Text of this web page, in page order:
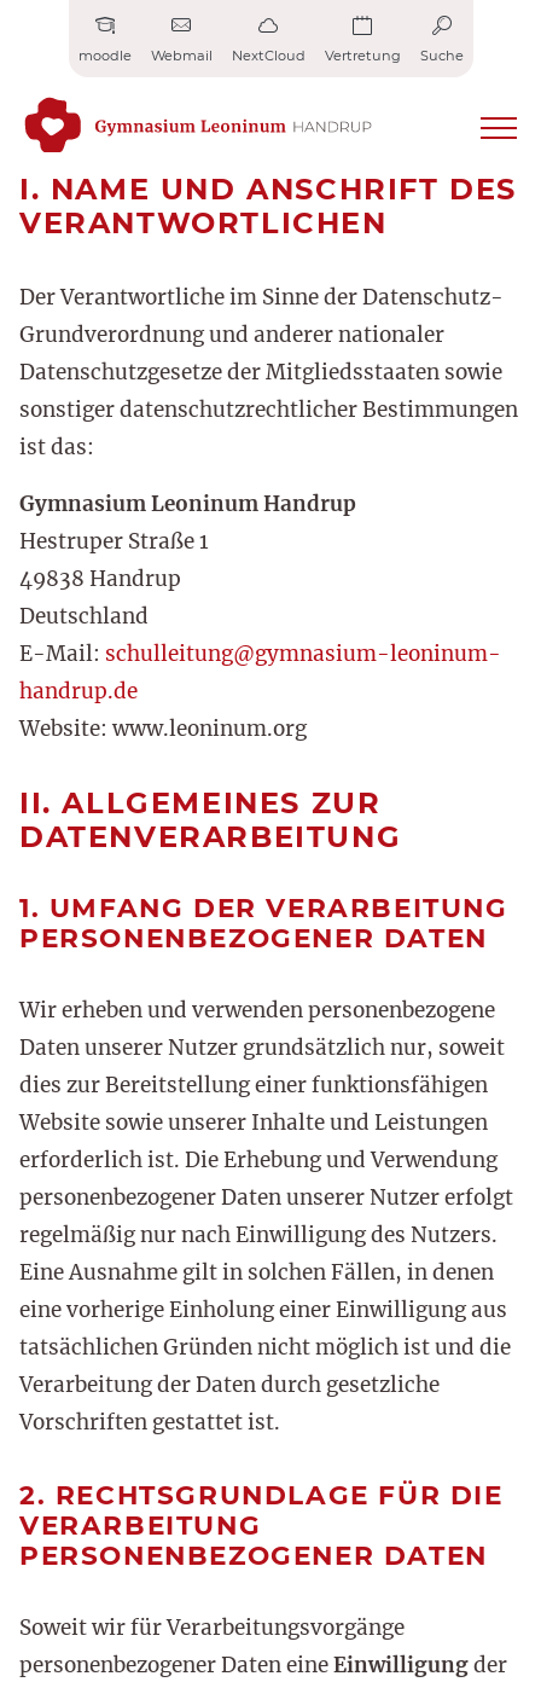
moodle Webmail NextCloud Vertretung Suche
I. NAME UND ANSCHRIFT DES
VERANTWORTLICHEN
Der Verantwortliche im Sinne der Datenschutz-
Grundverordnung und anderer nationaler
Datenschutzgesetze der Mitgliedsstaaten sowie
sonstiger datenschutzrechtlicher Bestimmungen
ist das:
Gymnasium Leoninum Handrup
Hestruper Straße 1
49838 Handrup
Deutschland
E-Mail: schulleitung@gymnasium-leoninum-
handrup.de
Website: www.leoninum.org
II. ALLGEMEINES ZUR
DATENVERARBEITUNG
1. UMFANG DER VERARBEITUNG
PERSONENBEZOGENER DATEN
Wir erheben und verwenden personenbezogene
Daten unserer Nutzer grundsätzlich nur, soweit
dies zur Bereitstellung einer funktionsfähigen
Website sowie unserer Inhalte und Leistungen
erforderlich ist. Die Erhebung und Verwendung
personenbezogener Daten unserer Nutzer erfolgt
regelmäßig nur nach Einwilligung des Nutzers.
Eine Ausnahme gilt in solchen Fällen, in denen
eine vorherige Einholung einer Einwilligung aus
tatsächlichen Gründen nicht möglich ist und die
Verarbeitung der Daten durch gesetzliche
Vorschriften gestattet ist.
2. RECHTSGRUNDLAGE FÜR DIE
VERARBEITUNG
PERSONENBEZOGENER DATEN
Soweit wir für Verarbeitungsvorgänge
personenbezogener Daten eineEinwilligungder